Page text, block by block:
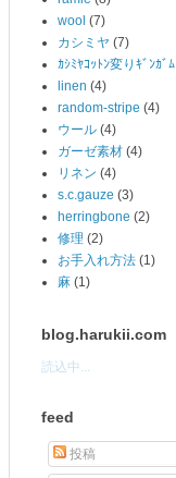
wool (7)
カシミヤ (7)
ｶｼﾐﾔｺｯﾄﾝ変りｷﾞﾝｶﾞﾑ
linen (4)
random-stripe (4)
ウール (4)
ガーゼ素材 (4)
リネン (4)
s.c.gauze (3)
herringbone (2)
修理 (2)
お手入れ方法 (1)
麻 (1)
blog.harukii.com
読込中...
feed
投稿